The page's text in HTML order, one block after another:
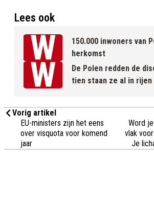
Lees ook
150.000 inwoners van
herkomst
De Polen redden de
tien staan ze al in
Vorig artikel
EU-ministers zijn het eens
over visquota voor komend
jaar
Word
vlak
Je